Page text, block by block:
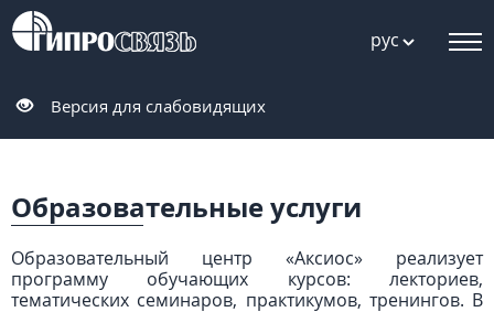
рус
Версия для слабовидящих
Образовательные услуги
Образовательный центр «Аксиос» реализует
программу обучающих курсов: лекториев,
тематических семинаров, практикумов, тренингов. В